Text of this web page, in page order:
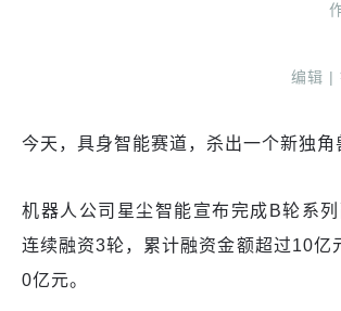
编辑 |
今天，具身智能赛道，杀出一个新独角
机器人公司星尘智能宣布完成B轮系
连续融资3轮，累计融资金额超过10亿
0亿元。